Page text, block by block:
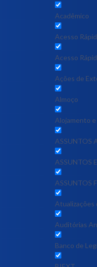
Acadêmico
Acesso
Acesso
Ações de
Almoço
Alojamento
ASSUNTOS
ASSUNTOS
ASSUNTOS
Atualizações
Auditórias
Banco de